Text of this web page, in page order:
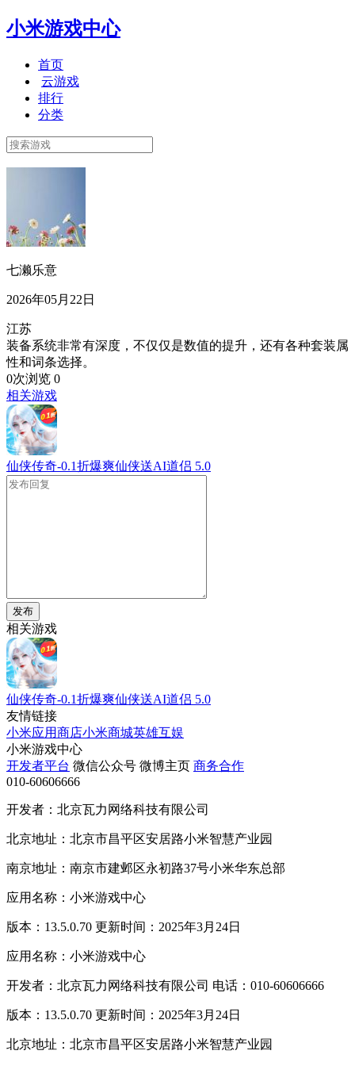
小米游戏中心
首页
云游戏
排行
分类
七濑乐意
2026年05月22日
江苏
装备系统非常有深度，不仅仅是数值的提升，还有各种套装属
性和词条选择。
0次浏览 0
相关游戏
仙侠传奇-0.1折爆爽仙侠送AI道侣 5.0
发布
相关游戏
仙侠传奇-0.1折爆爽仙侠送AI道侣 5.0
友情链接
小米应用商店小米商城英雄互娱
小米游戏中心
开发者平台 微信公众号 微博主页 商务合作
010-60606666
开发者：北京瓦力网络科技有限公司
北京地址：北京市昌平区安居路小米智慧产业园
南京地址：南京市建邺区永初路37号小米华东总部
应用名称：小米游戏中心
版本：13.5.0.70 更新时间：2025年3月24日
应用名称：小米游戏中心
开发者：北京瓦力网络科技有限公司 电话：010-60606666
版本：13.5.0.70 更新时间：2025年3月24日
北京地址：北京市昌平区安居路小米智慧产业园